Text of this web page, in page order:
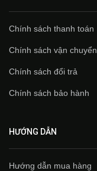
Chính sách thanh toán
Chính sách vận chuyển
Chính sách đổi trả
Chính sách bảo hành
HƯỚNG DẪN
Hướng dẫn mua hàng